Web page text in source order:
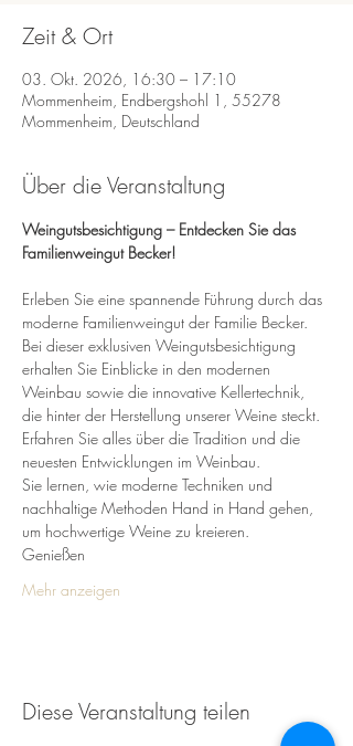
Zeit & Ort
03. Okt. 2026, 16:30 – 17:10
Mommenheim, Endbergshohl 1, 55278
Mommenheim, Deutschland
Über die Veranstaltung
Weingutsbesichtigung – Entdecken Sie das
Familienweingut Becker!
Erleben Sie eine spannende Führung durch das
moderne Familienweingut der Familie Becker.
Bei dieser exklusiven Weingutsbesichtigung
erhalten Sie Einblicke in den modernen
Weinbau sowie die innovative Kellertechnik,
die hinter der Herstellung unserer Weine steckt.
Erfahren Sie alles über die Tradition und die
neuesten Entwicklungen im Weinbau.
Sie lernen, wie moderne Techniken und
nachhaltige Methoden Hand in Hand gehen,
um hochwertige Weine zu kreieren.
Genießen
Mehr anzeigen
Diese Veranstaltung teilen